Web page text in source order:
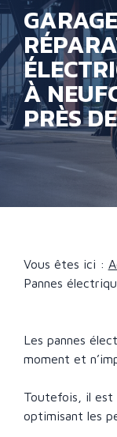
À
PRÈS
Vous êtes ici :
Pannes
Les pannes
moment et
Toutefois, il est
optimisant les